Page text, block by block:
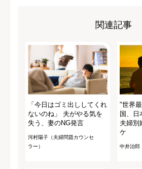
関連記事
「今日はゴミ出ししてくれ
ないのね」 夫がやる気を
失う、妻のNG発言
河村陽子（夫婦問題カウンセ
ラー）
"世界
国、
夫婦別
ケ
中井治郎